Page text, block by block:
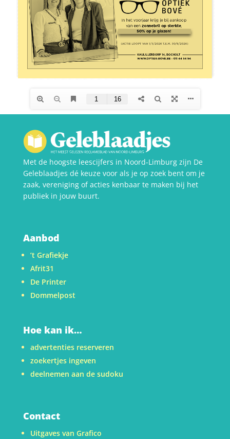
Met de hoogste leescijfers in Noord-Limburg zijn De
Geleblaadjes dé keuze voor als je op zoek bent om je
zaak, vereniging of acties kenbaar te maken bij het
publiek in jouw buurt.
Aanbod
’t Grafiekje
Afrit31
De Printer
Dommelpost
Hoe kan ik…
advertenties reserveren
zoekertjes ingeven
deelnemen aan de sudoku
Contact
Uitgaves van Grafico